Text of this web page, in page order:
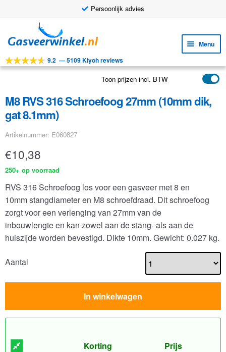
Persoonlijk advies
door
navigatie
naar
inhoud
Menu
Tools
Toepassingen
Klantenservice
9.2 —5109 Kiyoh reviews
Toon prijzen incl. BTW
M8 RVS 316 Schroefoog 27mm (10mm dik,
gat 8.1mm)
Artikelnummer: E060827
€10,38
250+ op voorraad
RVS 316 Schroefoog los voor een gasveer met 8 en
10mm stangdiameter en M8 schroefdraad. Dit schroefoog
zorgt voor een verlenging van 27mm van de
inbouwlengte en kan zowel aan de stang- als aan de
huiszijde worden bevestigd. Dikte 10mm. Gewicht: 0.027 kg.
Aantal
In winkelwagen
Korting Prijs